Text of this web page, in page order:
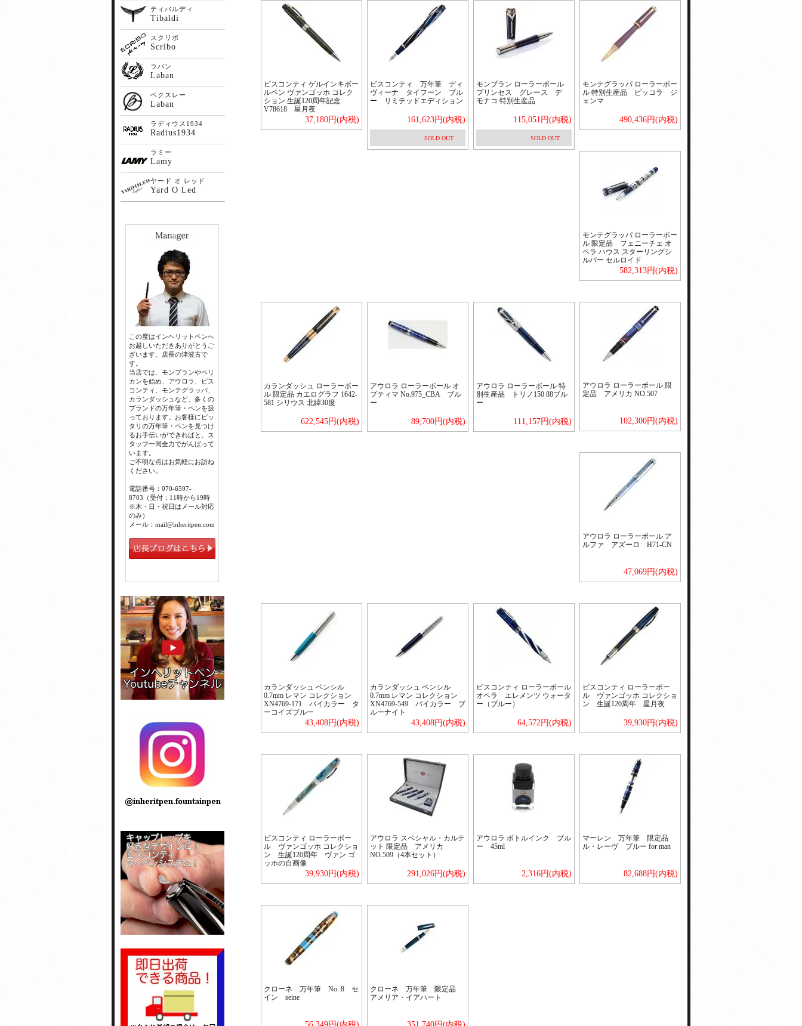
ビスコンティ ゲルインキボー
ルペン ヴァンゴッホ コレク
ション 生誕120周年記念
V78618 星月夜
37,180円(内税)
ビスコンティ 万年筆 ディ
ヴィーナ タイフーン ブル
ー リミテッドエディション
161,623円(内税)
SOLD OUT
モンブラン ローラーボール
プリンセス グレース デ
モナコ 特別生産品
115,051円(内税)
SOLD OUT
モンテグラッパ ローラーボー
ル 特別生産品 ピッコラ ジ
ェンマ
490,436円(内税)
モンテグラッパ ローラーボー
ル 限定品 フェニーチェ オ
ペラ ハウス スターリングシ
ルバー セルロイド
582,313円(内税)
カランダッシュ ローラーボー
ル 限定品 カエログラフ 1642-
581 シリウス 北緯30度
622,545円(内税)
アウロラ ローラーボール オ
プティマ No.975_CBA ブル
ー
89,700円(内税)
アウロラ ローラーボール 特
別生産品 トリノ150 88ブル
ー
111,157円(内税)
アウロラ ローラーボール 限
定品 アメリカ NO.507
102,300円(内税)
アウロラ ローラーボール ア
ルファ アズーロ H71-CN
47,069円(内税)
カランダッシュ ペンシル
0.7mm レマン コレクション
XN4769-171 バイカラー タ
ーコイズブルー
43,408円(内税)
カランダッシュ ペンシル
0.7mm レマン コレクション
XN4769-549 バイカラー ブ
ルーナイト
43,408円(内税)
ビスコンティ ローラーボール
オペラ エレメンツ ウォータ
ー（ブルー）
64,572円(内税)
ビスコンティ ローラーボー
ル ヴァンゴッホ コレクショ
ン 生誕120周年 星月夜
39,930円(内税)
ビスコンティ ローラーボー
ル ヴァンゴッホ コレクショ
ン 生誕120周年 ヴァン ゴ
ッホの自画像
39,930円(内税)
アウロラ スペシャル・カルテ
ット 限定品 アメリカ
NO.509（4本セット）
291,026円(内税)
アウロラ ボトルインク ブル
ー 45ml
2,316円(内税)
マーレン 万年筆 限定品
ル・レーヴ ブルー for man
82,688円(内税)
クローネ 万年筆 No. 8 セ
イン seine
クローネ 万年筆 限定品
アメリア・イアハート
ティバルディ
Tibaldi
スクリボ
Scribo
ラバン
Laban
ベクスレー
Laban
ラディウス1934
Radius1934
ラミー
Lamy
ヤード オ レッド
Yard O Led
この度はインヘリットペンへ
お越しいただきありがとうご
ざいます。店長の津波古で
す。
当店では、モンブランやペリ
カンを始め、アウロラ、ビス
コンティ、モンテグラッパ、
カランダッシュなど、多くの
ブランドの万年筆・ペンを扱
っております。お客様にピッ
タリの万年筆・ペンを見つけ
るお手伝いができればと、ス
タッフ一同全力でがんばって
います。
ご不明な点はお気軽にお訪ね
ください。
電話番号：070-6597-
8703（受付：11時から19時
※木・日・祝日はメール対応
のみ）
メール：mail@inheritpen.com